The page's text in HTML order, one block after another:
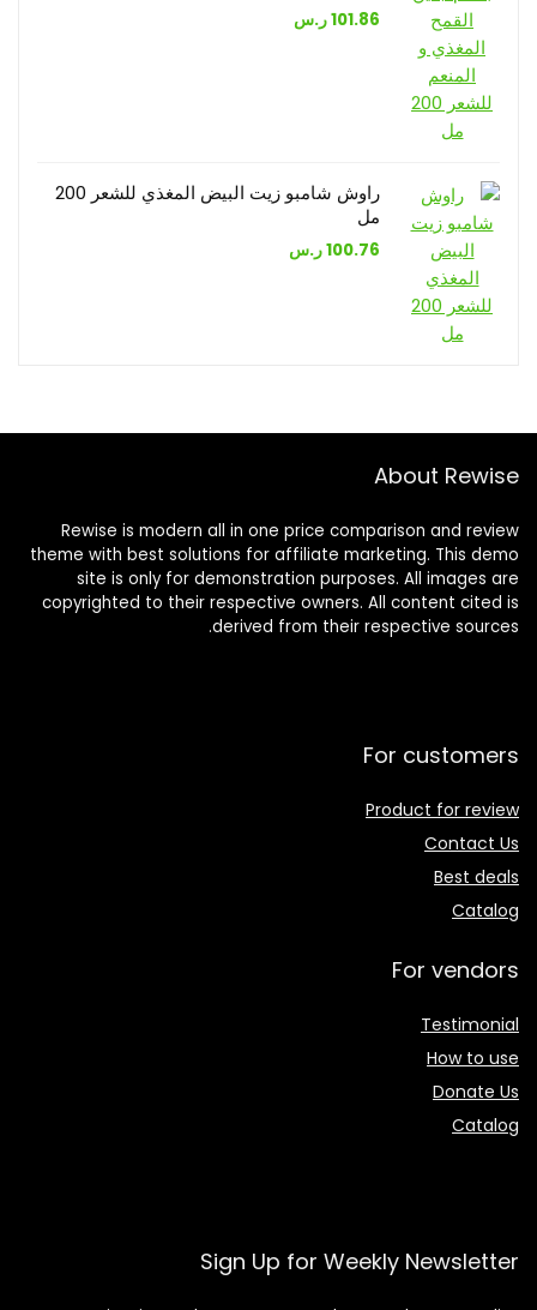
101.86ر.س
راوش شامبو زيت البيض المغذي للشعر 200
مل
100.76ر.س
About Rewise
Rewise is modern all in one price comparison and review
theme with best solutions for affiliate marketing. This demo
site is only for demonstration purposes. All images are
copyrighted to their respective owners. All content cited is
derived from their respective sources.
For customers
Product for review
Contact Us
Best deals
Catalog
For vendors
Testimonial
How to use
Donate Us
Catalog
Sign Up for Weekly Newsletter